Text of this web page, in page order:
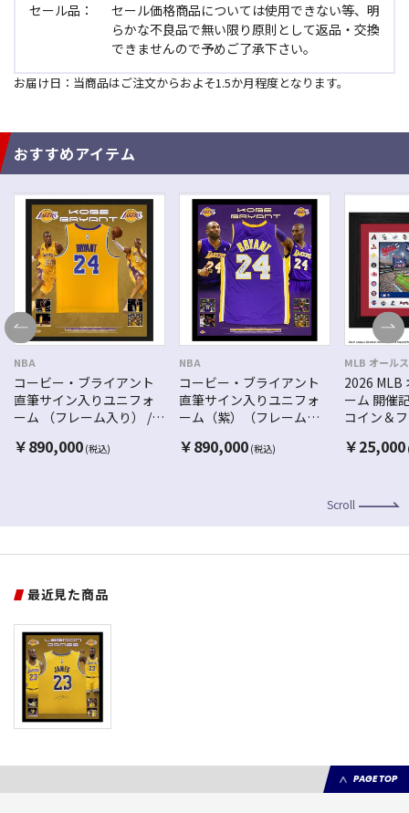
セール品：
セール価格商品については使用できない等、明
らかな不良品で無い限り原則として返品・交換
できませんので予めご了承下さい。
お届け日：当商品はご注文からおよそ1.5か月程度となります。
おすすめアイテム
NBA
コービー・ブライアント
直筆サイン入りユニフォ
ーム （フレーム入り） /
ズ
￥890,000 (税込)
NBA
コービー・ブライアント
直筆サイン入りユニフォ
ーム（紫）（フレーム入
カーズ
￥890,000 (税込)
MLB オール
2026 MLB
ーム 開催
コイン＆
￥25,000
Scroll
最近見た商品
PAGE TOP